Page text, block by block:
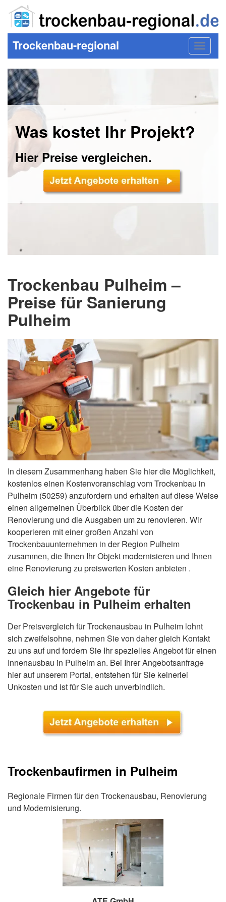
Toggle
Trockenbau-regional
Was kostet Ihr Projekt?
Hier Preise vergleichen.
Trockenbau Pulheim –
Preise für Sanierung
Pulheim
In diesem Zusammenhang haben Sie hier die Möglichkeit,
kostenlos einen Kostenvoranschlag vom Trockenbau in
Pulheim (50259) anzufordern und erhalten auf diese Weise
einen allgemeinen Überblick über die Kosten der
Renovierung und die Ausgaben um zu renovieren. Wir
kooperieren mit einer großen Anzahl von
Trockenbauunternehmen in der Region Pulheim
zusammen, die Ihnen Ihr Objekt modernisieren und Ihnen
eine Renovierung zu preiswerten Kosten anbieten .
Gleich hier Angebote für
Trockenbau in Pulheim erhalten
Der Preisvergleich für Trockenausbau in Pulheim lohnt
sich zweifelsohne, nehmen Sie von daher gleich Kontakt
zu uns auf und fordern Sie Ihr spezielles Angebot für einen
Innenausbau in Pulheim an. Bei Ihrer Angebotsanfrage
hier auf unserem Portal, entstehen für Sie keinerlei
Unkosten und ist für Sie auch unverbindlich.
Trockenbaufirmen in Pulheim
Regionale Firmen für den Trockenausbau, Renovierung
und Modernisierung.